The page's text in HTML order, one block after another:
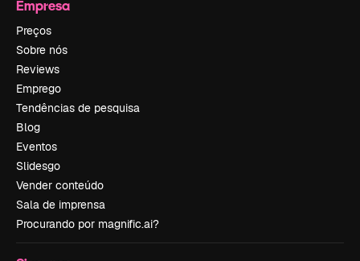
Empresa
Preços
Sobre nós
Reviews
Emprego
Tendências de pesquisa
Blog
Eventos
Slidesgo
Vender conteúdo
Sala de imprensa
Procurando por magnific.ai?